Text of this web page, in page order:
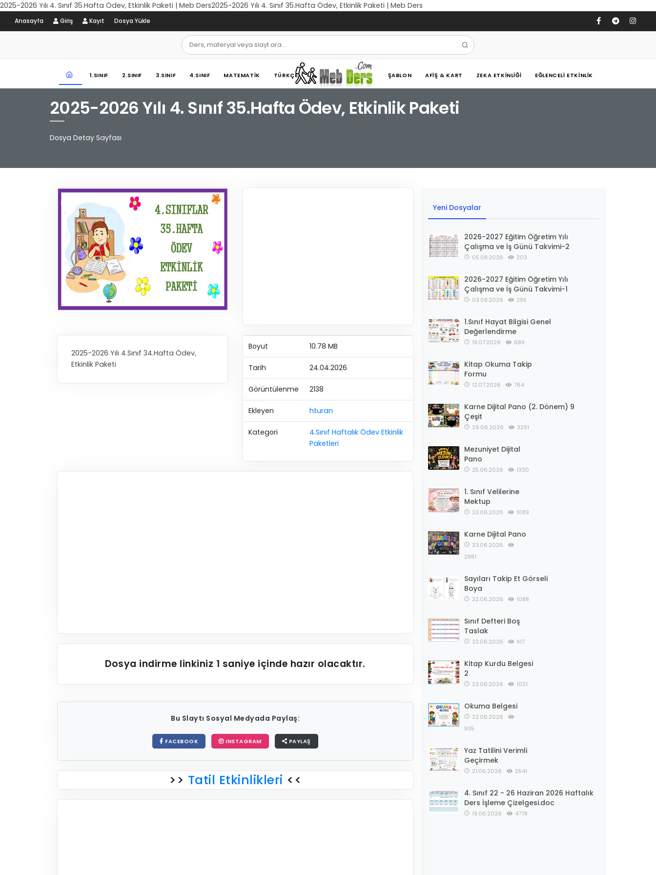
2025-2026 Yılı 4. Sınıf 35.Hafta Ödev, Etkinlik Paketi | Meb Ders2025-2026 Yılı 4. Sınıf 35.Hafta Ödev, Etkinlik Paketi | Meb Ders
Anasayfa Giriş Kayıt Dosya Yükle
1.SINIF 2.SINIF 3.SINIF 4.SINIF MATEMATIK TÜRKÇE ŞABLON AFIŞ & KART ZEKA ETKINLIĞI EĞLENCELI ETKINLIK
2025-2026 Yılı 4. Sınıf 35.Hafta Ödev, Etkinlik Paketi
Dosya Detay Sayfası
2025-2026 Yılı 4.Sınıf 34.Hafta Ödev,
Etkinlik Paketi
Boyut 10.78 MB
Tarih 24.04.2026
Görüntülenme 2138
Ekleyen hturan
Kategori
4.Sınıf Haftalık Ödev Etkinlik
Paketleri
Dosya indirme linkiniz 1 saniye içinde hazır olacaktır.
Bu Slaytı Sosyal Medyada Paylaş:
FACEBOOK INSTAGRAM PAYLAŞ
>> Tatil Etkinlikleri <<
Yeni Dosyalar
2026-2027 Eğitim Öğretim Yılı
Çalışma ve İş Günü Takvimi-2
05.08.2026 203
2026-2027 Eğitim Öğretim Yılı
Çalışma ve İş Günü Takvimi-1
03.08.2026 295
1.Sınıf Hayat Bilgisi Genel
Değerlendirme
19.07.2026 689
Kitap Okuma Takip
Formu
12.07.2026 764
Karne Dijital Pano (2. Dönem) 9
Çeşit
26.06.2026 3291
Mezuniyet Dijital
Pano
25.06.2026 1330
1. Sınıf Velilerine
Mektup
23.06.2026 1089
Karne Dijital Pano
23.06.2026
2981
Sayıları Takip Et Görseli
Boya
22.06.2026 1088
Sınıf Defteri Boş
Taslak
22.06.2026 917
Kitap Kurdu Belgesi
2
22.06.2026 1021
Okuma Belgesi
22.06.2026
935
Yaz Tatilini Verimli
Geçirmek
21.06.2026 2541
4. Sınıf 22 - 26 Haziran 2026 Haftalık
Ders İşleme Çizelgesi.doc
19.06.2026 4778